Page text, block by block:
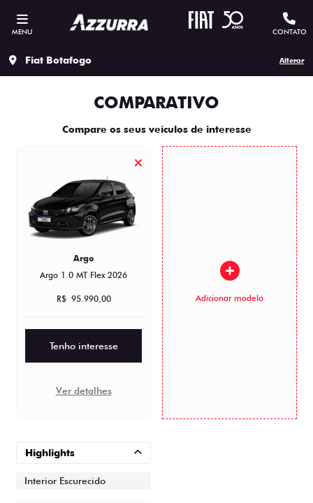
MENU CONTATO
Fiat Botafogo Alterar
COMPARATIVO
Compare os seus veículos de interesse
Argo
Argo 1.0 MT Flex 2026
R$ 95.990,00
Tenho interesse
Ver detalhes
Adicionar modelo
Highlights
Interior Escurecido